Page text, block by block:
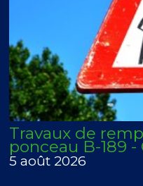
Travaux de
ponceau B-189
5 août 2026